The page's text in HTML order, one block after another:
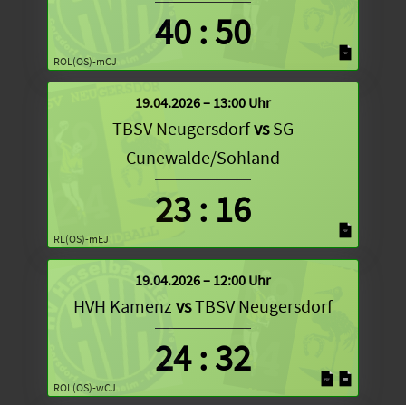
ROL(OS)-mCJ
40 : 50
RL(OS)-mEJ
19.04.2026 – 13:00 Uhr
TBSV NeugersdorfvsSG
Cunewalde/Sohland
23 : 16
ROL(OS)-wCJ
19.04.2026 – 12:00 Uhr
HVH Kamenz vsTBSV Neugersdorf
24: 32